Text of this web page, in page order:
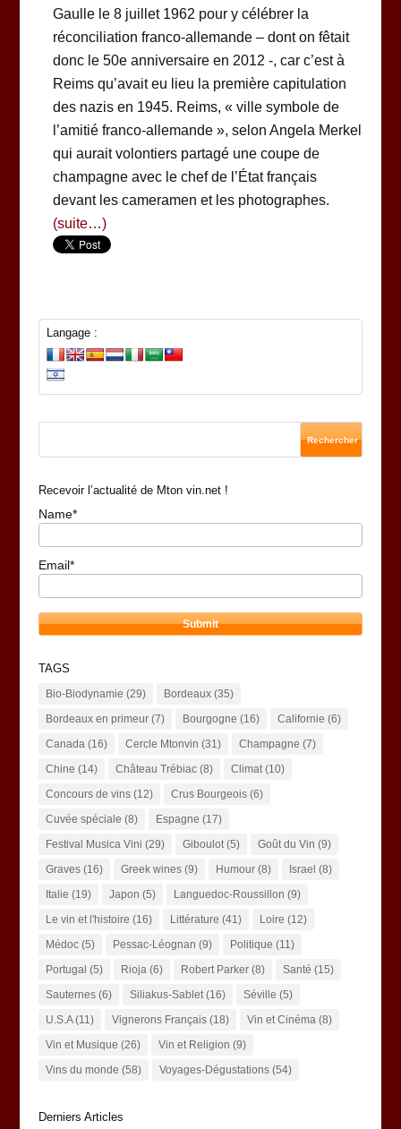
Gaulle le 8 juillet 1962 pour y célébrer la
réconciliation franco-allemande – dont on fêtait
donc le 50e anniversaire en 2012 -, car c’est à
Reims qu’avait eu lieu la première capitulation
des nazis en 1945. Reims, « ville symbole de
l’amitié franco-allemande », selon Angela Merkel
qui aurait volontiers partagé une coupe de
champagne avec le chef de l’État français
devant les cameramen et les photographes.
(suite…)
Langage :
Recevoir l’actualité de Mton vin.net !
Name*
Email*
TAGS
Bio-Biodynamie (29) Bordeaux(35)
Bordeaux en primeur(7) Bourgogne (16) Californie (6)
Canada(16) Cercle Mtonvin (31) Champagne (7)
Chine (14) Château Trébiac(8) Climat(10)
Concours de vins(12) Crus Bourgeois(6)
Cuvée spéciale (8) Espagne (17)
Festival Musica Vini (29) Giboulot(5) Goût du Vin (9)
Graves(16) Greek wines(9) Humour(8) Israel (8)
Italie (19) Japon (5) Languedoc-Roussillon (9)
Le vin et l'histoire (16) Littérature (41) Loire (12)
Médoc(5) Pessac-Léognan (9) Politique (11)
Portugal (5) Rioja(6) Robert Parker(8) Santé (15)
Sauternes(6) Siliakus-Sablet(16) Séville (5)
U.S.A(11) Vignerons Français(18) Vin et Cinéma(8)
Vin et Musique (26) Vin et Religion (9)
Vins du monde (58) Voyages-Dégustations(54)
Derniers Articles